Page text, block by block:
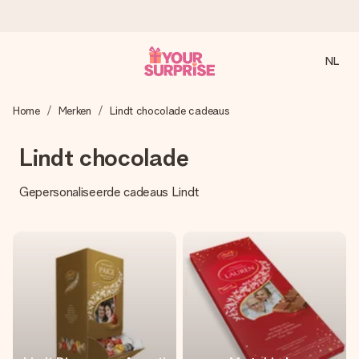
We maken jouw cadeau met zorg en zorgen dat het
Onze cadeaus worden gewaardeerd. Klanten beoordelen
ons met een 4,7 op Google Reviews
Gratis wenskaartje
Je maakt in een paar stappen iets unieks – met haar naam,
NL
Home Merken Lindt chocolade cadeaus
Lindt chocolade
Gepersonaliseerde cadeaus Lindt